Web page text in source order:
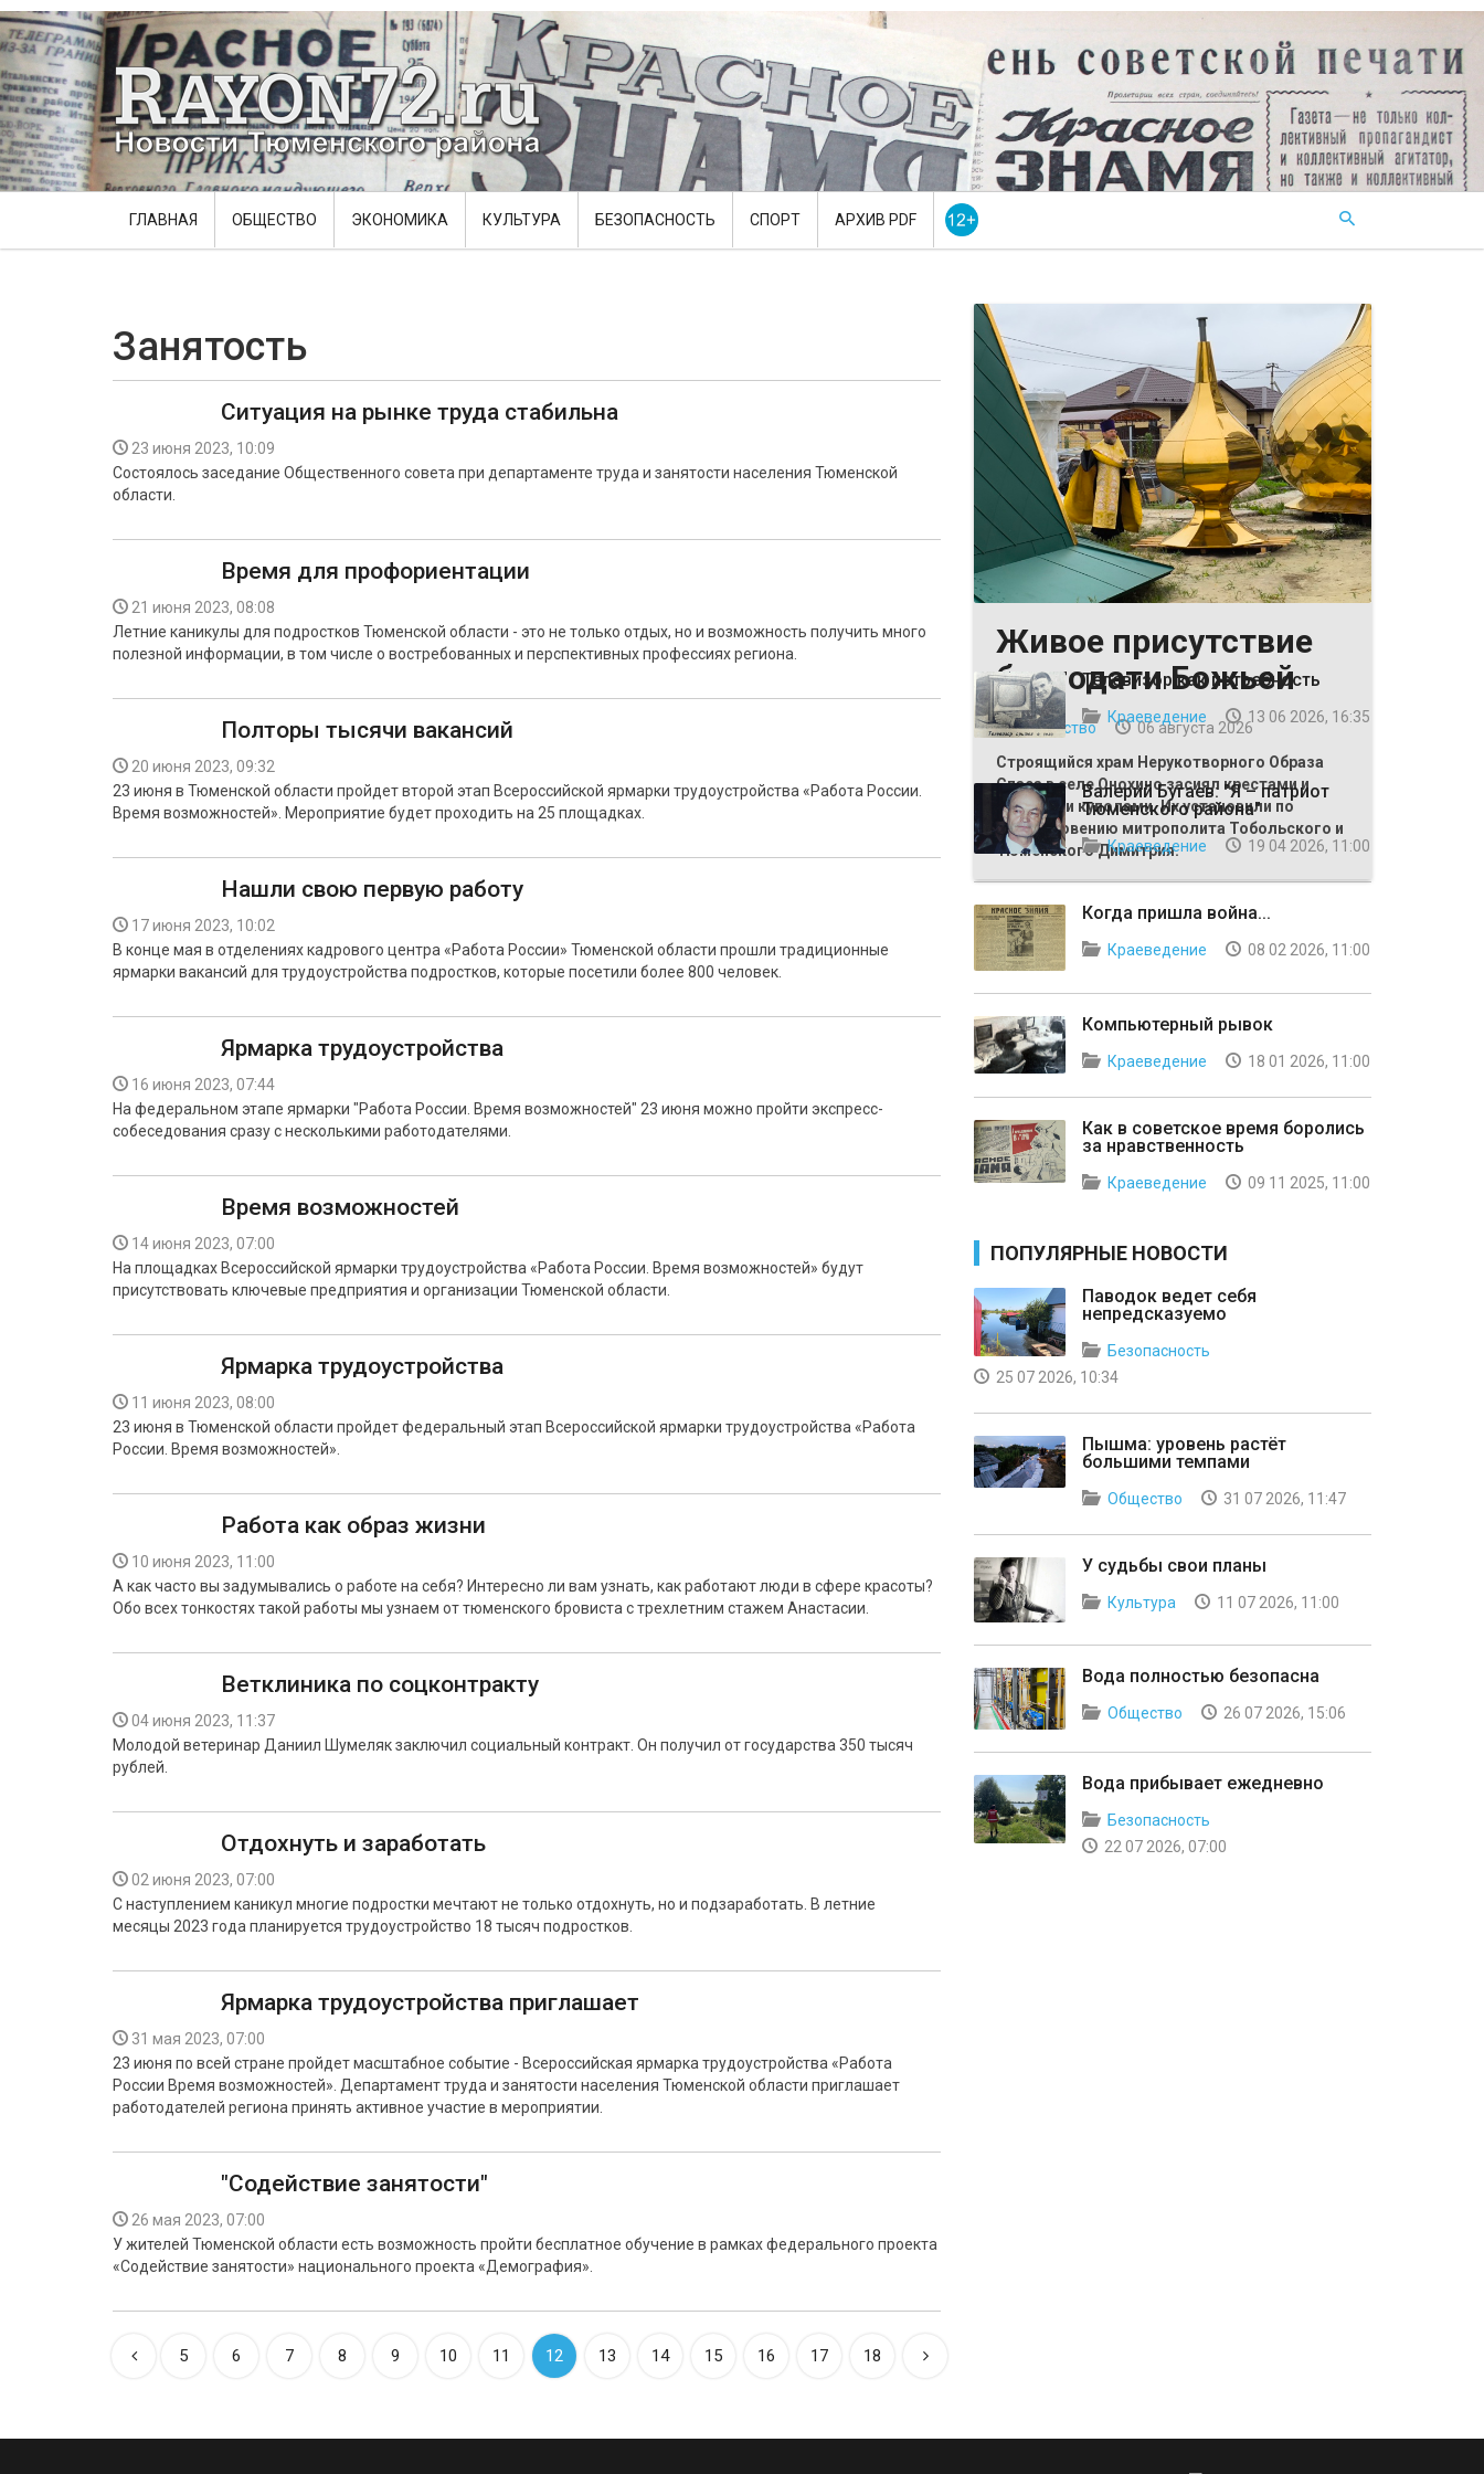
ГЛАВНАЯ ОБЩЕСТВО ЭКОНОМИКА КУЛЬТУРА БЕЗОПАСНОСТЬ СПОРТ АРХИВ PDF
Занятость
Ситуация на рынке труда стабильна
23 июня 2023, 10:09
Состоялось заседание Общественного совета при департаменте труда и занятости населения Тюменской
области.
Время для профориентации
21 июня 2023, 08:08
Летние каникулы для подростков Тюменской области - это не только отдых, но и возможность получить много
полезной информации, в том числе о востребованных и перспективных профессиях региона.
Полторы тысячи вакансий
20 июня 2023, 09:32
23 июня в Тюменской области пройдет второй этап Всероссийской ярмарки трудоустройства «Работа России.
Время возможностей». Мероприятие будет проходить на 25 площадках.
Нашли свою первую работу
17 июня 2023, 10:02
В конце мая в отделениях кадрового центра «Работа России» Тюменской области прошли традиционные
ярмарки вакансий для трудоустройства подростков, которые посетили более 800 человек.
Ярмарка трудоустройства
16 июня 2023, 07:44
На федеральном этапе ярмарки "Работа России. Время возможностей" 23 июня можно пройти экспресс-
собеседования сразу с несколькими работодателями.
Время возможностей
14 июня 2023, 07:00
На площадках Всероссийской ярмарки трудоустройства «Работа России. Время возможностей» будут
присутствовать ключевые предприятия и организации Тюменской области.
Ярмарка трудоустройства
11 июня 2023, 08:00
23 июня в Тюменской области пройдет федеральный этап Всероссийской ярмарки трудоустройства «Работа
России. Время возможностей».
Работа как образ жизни
10 июня 2023, 11:00
А как часто вы задумывались о работе на себя? Интересно ли вам узнать, как работают люди в сфере красоты?
Обо всех тонкостях такой работы мы узнаем от тюменского бровиста с трехлетним стажем Анастасии.
Ветклиника по соцконтракту
04 июня 2023, 11:37
Молодой ветеринар Даниил Шумеляк заключил социальный контракт. Он получил от государства 350 тысяч
рублей.
Отдохнуть и заработать
02 июня 2023, 07:00
С наступлением каникул многие подростки мечтают не только отдохнуть, но и подзаработать. В летние
месяцы 2023 года планируется трудоустройство 18 тысяч подростков.
Ярмарка трудоустройства приглашает
31 мая 2023, 07:00
23 июня по всей стране пройдет масштабное событие - Всероссийская ярмарка трудоустройства «Работа
России Время возможностей». Департамент труда и занятости населения Тюменской области приглашает
работодателей региона принять активное участие в мероприятии.
"Содействие занятости"
26 мая 2023, 07:00
У жителей Тюменской области есть возможность пройти бесплатное обучение в рамках федерального проекта
«Содействие занятости» национального проекта «Демография».
5 6 7 8 9 10 11 12 13 14 15 16 17 18
Живое присутствие
благодати Божьей
Общество
06 августа 2026
Строящийся храм Нерукотворного Образа
Спаса в селе Онохино засиял крестами и
главными куполами. Их установили по
благословению митрополита Тобольского и
Тюменского Димитрия.
ВЫБОР РЕДАКЦИИ
Телевизор как потребность
Краеведение 13 06 2026, 16:35
Валерий Бугаев: "Я – патриот
Тюменского района"
Краеведение 19 04 2026, 11:00
Когда пришла война...
Краеведение 08 02 2026, 11:00
Компьютерный рывок
Краеведение 18 01 2026, 11:00
Как в советское время боролись
за нравственность
Краеведение 09 11 2025, 11:00
ПОПУЛЯРНЫЕ НОВОСТИ
Паводок ведет себя
непредсказуемо
Безопасность
25 07 2026, 10:34
Пышма: уровень растёт
большими темпами
Общество 31 07 2026, 11:47
У судьбы свои планы
Культура 11 07 2026, 11:00
Вода полностью безопасна
Общество 26 07 2026, 15:06
Вода прибывает ежедневно
Безопасность
22 07 2026, 07:00